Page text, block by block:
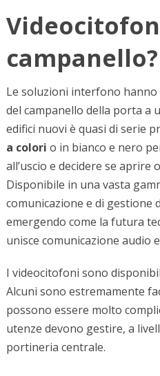
campanello?
Le soluzioni interfono hanno
del campanello della porta a
edifici nuovi è quasi di serie
a colori o in bianco e nero
all’uscio e decidere se aprire
Disponibile in una vasta
comunicazione e di gestione
emergendo come la futura
unisce comunicazione audio
I videocitofoni sono
Alcuni sono estremamente
possono essere molto
utenze devono gestire, a
portineria centrale.